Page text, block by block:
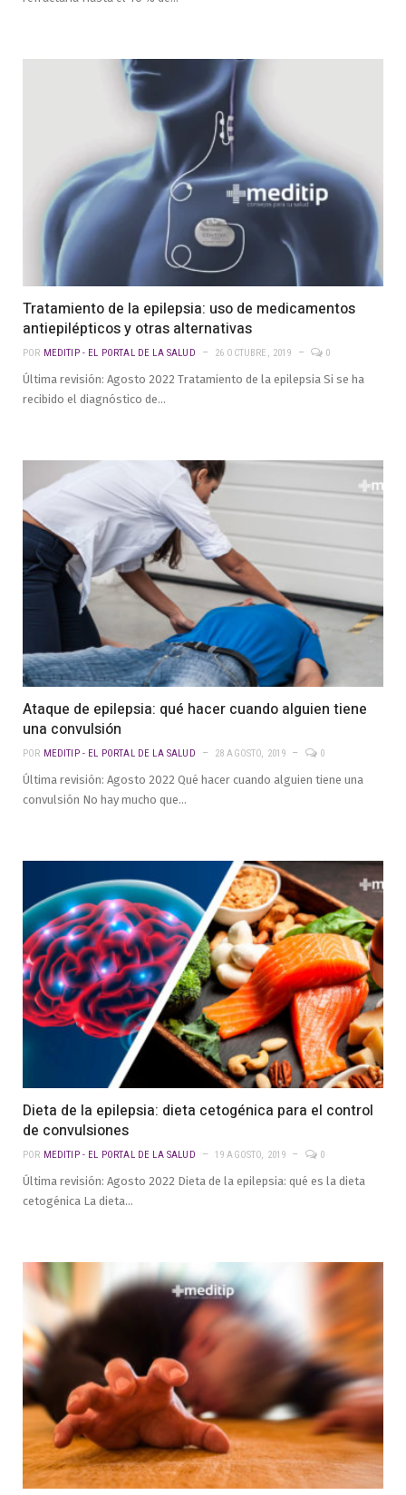
Tratamiento de la epilepsia: uso de medicamentos
antiepilépticos y otras alternativas
POR MEDITIP - EL PORTAL DE LA SALUD 26 OCTUBRE, 2019 0
Última revisión: Agosto 2022 Tratamiento de la epilepsia Si se ha
recibido el diagnóstico de…
Ataque de epilepsia: qué hacer cuando alguien tiene
una convulsión
POR MEDITIP - EL PORTAL DE LA SALUD 28 AGOSTO, 2019 0
Última revisión: Agosto 2022 Qué hacer cuando alguien tiene una
convulsión No hay mucho que…
Dieta de la epilepsia: dieta cetogénica para el control
de convulsiones
POR MEDITIP - EL PORTAL DE LA SALUD 19 AGOSTO, 2019 0
Última revisión: Agosto 2022 Dieta de la epilepsia: qué es la dieta
cetogénica La dieta…